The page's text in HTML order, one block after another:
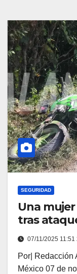
SEGURIDAD
Una
tras
07/11/2025 11:51
Por| Redacción
México 07 de